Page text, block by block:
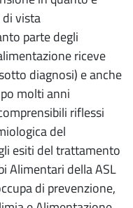
vista
parte degli
riceve
diagnosi) e anche
molti anni
riflessi
del
esiti del trattamento
Alimentari della ASL
di prevenzione,